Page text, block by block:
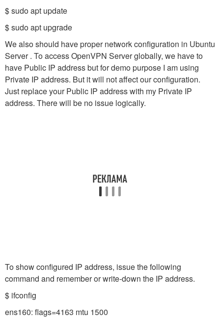
$ sudo apt update
$ sudo apt upgrade
We also should have proper network configuration in Ubuntu
Server . To access OpenVPN Server globally, we have to
have Public IP address but for demo purpose I am using
Private IP address. But it will not affect our configuration.
Just replace your Public IP address with my Private IP
address. There will be no issue logically.
To show configured IP address, issue the following
command and remember or write-down the IP address.
$ ifconfig
ens160: flags=4163 mtu 1500